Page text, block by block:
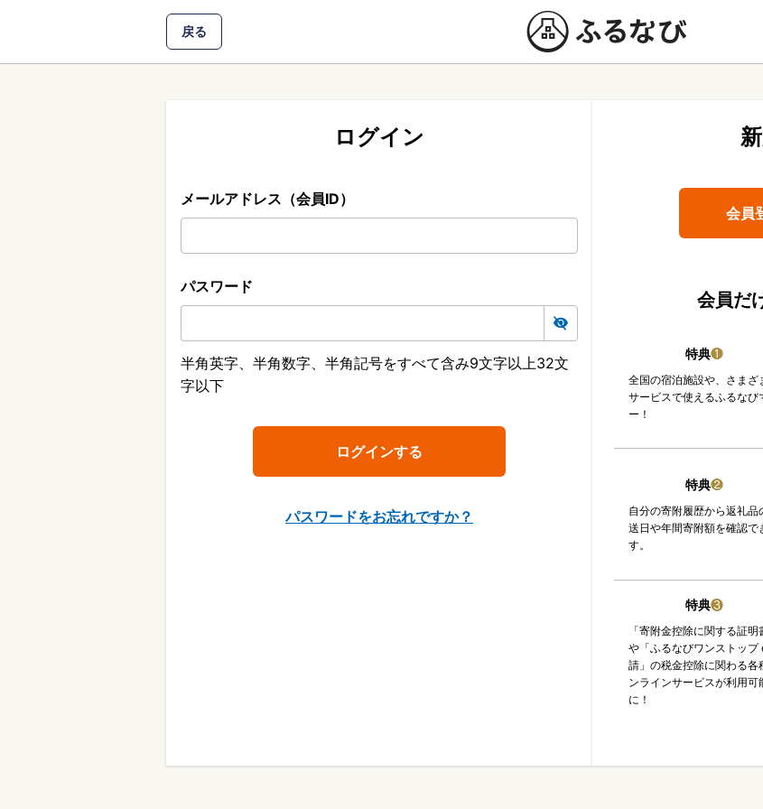
戻る
ログイン
メールアドレス（会員ID）
パスワード
半角英字、半角数字、半角記号をすべて含み9文字以上32文
字以下
パスワードをお忘れですか？
会員
会員だ
特典❶
全国の宿泊施設や、さまざ
サービスで使えるふるなび
ー！
特典❷
自分の寄附履歴から返礼品
送日や年間寄附額を確認で
す。
特典❸
「寄附金控除に関する証明
や「ふるなびワンストップ
請」の税金控除に関わる各
ンラインサービスが利用可
に！